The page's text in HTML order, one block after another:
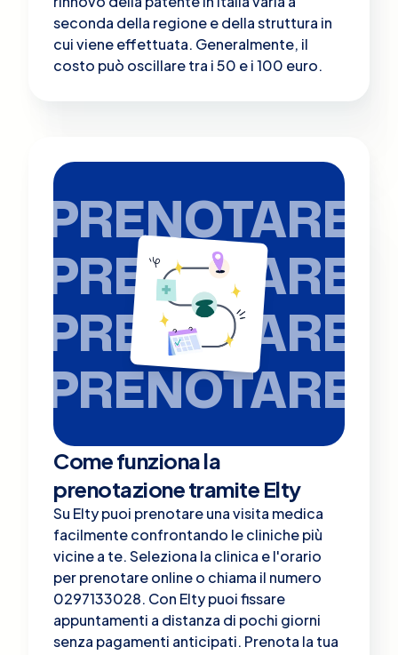
seconda della regione e della struttura in
cui viene effettuata. Generalmente, il
costo può oscillare tra i 50 e i 100 euro.
PRENOTARE
PRENOTARE
PRENOTARE
PRENOTARE
Come funziona la
prenotazione tramite Elty
Su Elty puoi prenotare una visita medica
facilmente confrontando le cliniche più
vicine a te. Seleziona la clinica e l'orario
per prenotare online o chiama il numero
0297133028. Con Elty puoi fissare
appuntamenti a distanza di pochi giorni
senza pagamenti anticipati. Prenota la tua